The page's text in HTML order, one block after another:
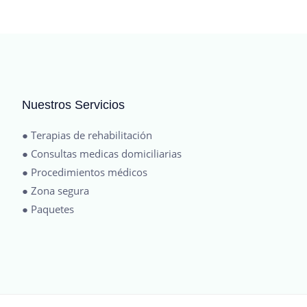
Nuestros Servicios
● Terapias de rehabilitación
● Consultas medicas domiciliarias
● Procedimientos médicos
● Zona segura
● Paquetes